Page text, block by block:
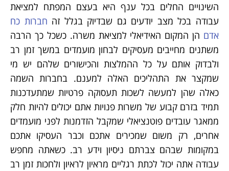
השינויים החלים בכל ענף היא בעצם המפתח למציאת
עבודה בכל מצב יודעים גם שבדיוק בגלל זה חברות כח
אדם הן המקום האידיאלי למציאת משרה. כשכל כך הרבה
משתנים מחייבים מעסיקים לבחון מועמדים במשך זמן רב
ולבדוק אותם על כל ההמלצות והכישורים שלהם יש מי
שמקצר את התהליכים האלה למענם. בחברות השמה
כאלה שהן למעשה לשכות תעסוקה פרטיות שמתעדכנות
תמיד בזרם קבוע של משרות פנויות אתם יכולים להיות חלק
ממאגר עובדים פוטנציאלי שמקבל הזדמנות לפני מועמדים
אחרים, רק משום שמכירים אתכם וכבר העסיקו אתכם
במקומות שבהם צברתם ניסיון וידע רב. כשאתה מחפש
עבודה אתה יכול לכתת רגליים מראיון לראיון ולחכות זמן רב